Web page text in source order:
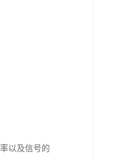
以及信号的